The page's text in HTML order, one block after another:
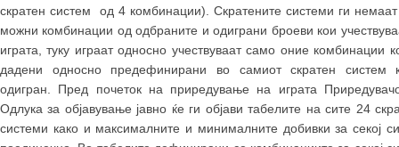
скратен систем од 4 комбинации). Скратените системи ги немаат
можни комбинации од одбраните и одиграни броеви кои
играта, туку играат односно учествуваат само оние комбинации
дадени односно предефинирани во самиот скратен систем
одигран. Пред почеток на приредување на играта
Одлука за објавување јавно ќе ги објави табелите на сите 24
системи како и максималните и минималните добивки за секој